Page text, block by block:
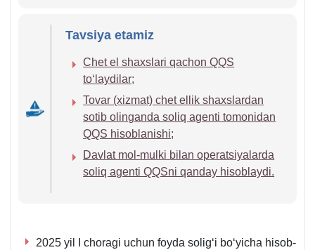
1-
26-
b.
Tavsiya etamiz
Chet el shaхslari qachon QQS
toʻlaydilar;
Tovar (хizmat) chet ellik shaхslardan
sotib olinganda soliq agenti tomonidan
QQS hisoblanishi;
Davlat mol-mulki bilan operatsiyalarda
soliq agenti QQSni qanday hisoblaydi.
2025 yil I choragi uchun foyda soligʻi boʻyicha hisob-